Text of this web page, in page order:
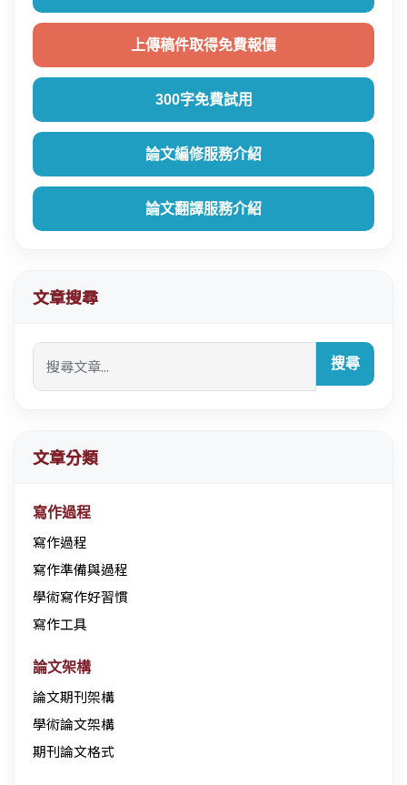
上傳稿件取得免費報價
300字免費試用
論文編修服務介紹
論文翻譯服務介紹
文章搜尋
搜尋
文章分類
寫作過程
寫作過程
寫作準備與過程
學術寫作好習慣
寫作工具
論文架構
論文期刊架構
學術論文架構
期刊論文格式